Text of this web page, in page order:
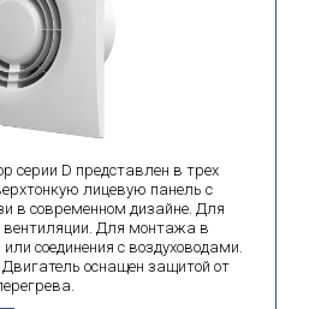
по id
подобрать
серии D представлен в трех
лицевую панель с
в современном дизайне. Для
Для монтажа в
соединения с воздуховодами.
оснащен защитой от